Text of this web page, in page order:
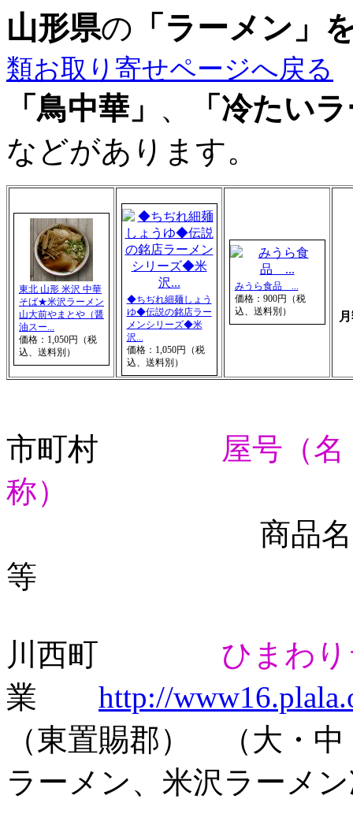
山形県の 「ラーメン」
類お取り寄せページへ戻る
「鳥中華」 、
「冷たい
などがあります。
東北 山形 米沢 中華
そば★米沢ラーメン
山大前やまとや（醤
油スー...
価格：1,050円（税
込、送料別）
◆ちぢれ細麺しょう
ゆ◆伝説の銘店ラー
メンシリーズ◆米
沢...
価格：1,050円（税
込、送料別）
みうら食品 ...
価格：900円（税
込、送料別）
市町村 屋号（名
称）
商品名
等
川西町 ひまわ
業 http://
（東置賜郡） （大・
ラーメン、米沢ラーメ